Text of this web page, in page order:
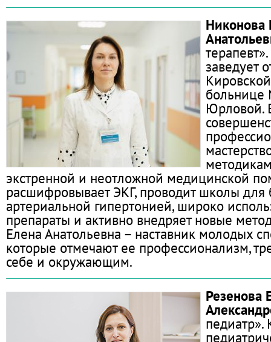
Никонова
заведует
Юрловой.
экстренной и неотложной медицинской
расшифровывает ЭКГ, проводит школы для
артериальной гипертонией, широко
препараты и активно внедряет новые
Елена Анатольевна – наставник молодых
которые отмечают ее профессионализм,
себе и окружающим.
Резенова
педиатр».